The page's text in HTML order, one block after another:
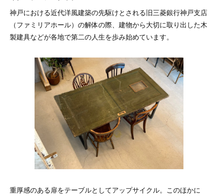
神戸における近代洋風建築の先駆けとされる旧三菱銀行神戸支店
（ファミリアホール）の解体の際、建物から大切に取り出した木
製建具などが各地で第二の人生を歩み始めています。
重厚感のある扉をテーブルとしてアップサイクル。このほかに